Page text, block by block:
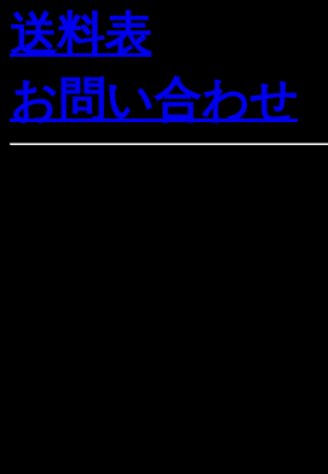
送料表
お問い合わせ